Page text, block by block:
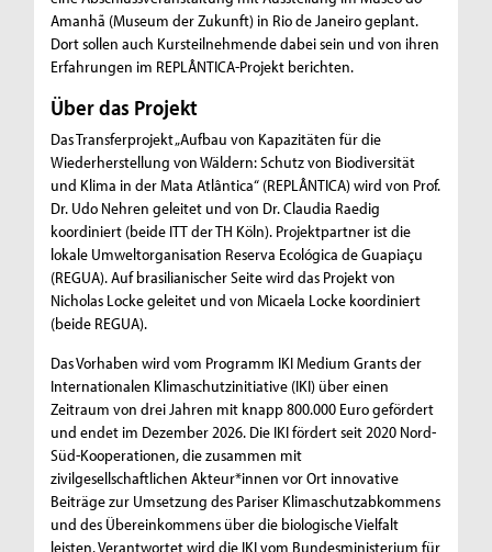
Amanhã (Museum der Zukunft) in Rio de Janeiro geplant.
Dort sollen auch Kursteilnehmende dabei sein und von ihren
Erfahrungen im REPLÂNTICA-Projekt berichten.
Über das Projekt
Das Transferprojekt „Aufbau von Kapazitäten für die
Wiederherstellung von Wäldern: Schutz von Biodiversität
und Klima in der Mata Atlântica“ (REPLÂNTICA) wird von Prof.
Dr. Udo Nehren geleitet und von Dr. Claudia Raedig
koordiniert (beide ITT der TH Köln). Projektpartner ist die
lokale Umweltorganisation Reserva Ecológica de Guapiaçu
(REGUA). Auf brasilianischer Seite wird das Projekt von
Nicholas Locke geleitet und von Micaela Locke koordiniert
(beide REGUA).
Das Vorhaben wird vom Programm IKI Medium Grants der
Internationalen Klimaschutzinitiative (IKI) über einen
Zeitraum von drei Jahren mit knapp 800.000 Euro gefördert
und endet im Dezember 2026. Die IKI fördert seit 2020 Nord-
Süd-Kooperationen, die zusammen mit
zivilgesellschaftlichen Akteur*innen vor Ort innovative
Beiträge zur Umsetzung des Pariser Klimaschutzabkommens
und des Übereinkommens über die biologische Vielfalt
leisten. Verantwortet wird die IKI vom Bundesministerium für